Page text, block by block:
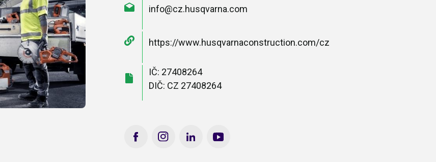
info@cz.husqvarna.com
https://www.husqvarnaconstruction.com/cz
IČ: 27408264
DIČ: CZ 27408264